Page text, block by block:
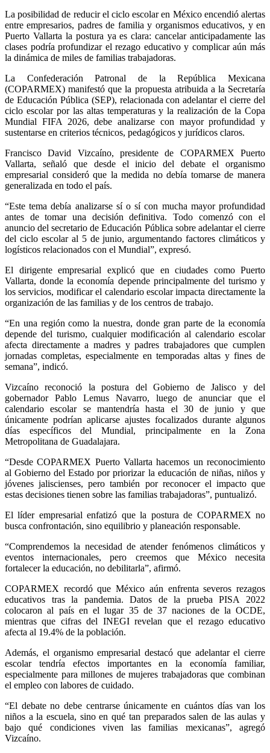
La posibilidad de reducir el ciclo escolar en México encendió alertas
entre empresarios, padres de familia y organismos educativos, y en
Puerto Vallarta la postura ya es clara: cancelar anticipadamente las
clases podría profundizar el rezago educativo y complicar aún más
la dinámica de miles de familias trabajadoras.
La Confederación Patronal de la República Mexicana
(COPARMEX) manifestó que la propuesta atribuida a la Secretaría
de Educación Pública (SEP), relacionada con adelantar el cierre del
ciclo escolar por las altas temperaturas y la realización de la Copa
Mundial FIFA 2026, debe analizarse con mayor profundidad y
sustentarse en criterios técnicos, pedagógicos y jurídicos claros.
Francisco David Vizcaíno, presidente de COPARMEX Puerto
Vallarta, señaló que desde el inicio del debate el organismo
empresarial consideró que la medida no debía tomarse de manera
generalizada en todo el país.
“Este tema debía analizarse sí o sí con mucha mayor profundidad
antes de tomar una decisión definitiva. Todo comenzó con el
anuncio del secretario de Educación Pública sobre adelantar el cierre
del ciclo escolar al 5 de junio, argumentando factores climáticos y
logísticos relacionados con el Mundial”, expresó.
El dirigente empresarial explicó que en ciudades como Puerto
Vallarta, donde la economía depende principalmente del turismo y
los servicios, modificar el calendario escolar impacta directamente la
organización de las familias y de los centros de trabajo.
“En una región como la nuestra, donde gran parte de la economía
depende del turismo, cualquier modificación al calendario escolar
afecta directamente a madres y padres trabajadores que cumplen
jornadas completas, especialmente en temporadas altas y fines de
semana”, indicó.
Vizcaíno reconoció la postura del Gobierno de Jalisco y del
gobernador Pablo Lemus Navarro, luego de anunciar que el
calendario escolar se mantendría hasta el 30 de junio y que
únicamente podrían aplicarse ajustes focalizados durante algunos
días específicos del Mundial, principalmente en la Zona
Metropolitana de Guadalajara.
“Desde COPARMEX Puerto Vallarta hacemos un reconocimiento
al Gobierno del Estado por priorizar la educación de niñas, niños y
jóvenes jaliscienses, pero también por reconocer el impacto que
estas decisiones tienen sobre las familias trabajadoras”, puntualizó.
El líder empresarial enfatizó que la postura de COPARMEX no
busca confrontación, sino equilibrio y planeación responsable.
“Comprendemos la necesidad de atender fenómenos climáticos y
eventos internacionales, pero creemos que México necesita
fortalecer la educación, no debilitarla”, afirmó.
COPARMEX recordó que México aún enfrenta severos rezagos
educativos tras la pandemia. Datos de la prueba PISA 2022
colocaron al país en el lugar 35 de 37 naciones de la OCDE,
mientras que cifras del INEGI revelan que el rezago educativo
afecta al 19.4% de la población.
Además, el organismo empresarial destacó que adelantar el cierre
escolar tendría efectos importantes en la economía familiar,
especialmente para millones de mujeres trabajadoras que combinan
el empleo con labores de cuidado.
“El debate no debe centrarse únicamente en cuántos días van los
niños a la escuela, sino en qué tan preparados salen de las aulas y
bajo qué condiciones viven las familias mexicanas”, agregó
Vizcaíno.